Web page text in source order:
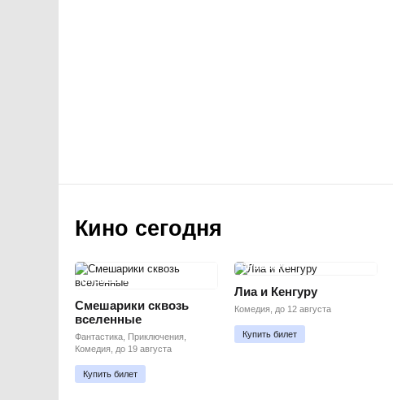
Кино сегодня
ПРЕМЬЕРА
Смешарики сквозь
вселенные
Фантастика, Приключения,
Комедия, до 19 августа
Купить билет
ПРЕМЬЕРА
Лиа и Кенгуру
Комедия, до 12 августа
Купить билет